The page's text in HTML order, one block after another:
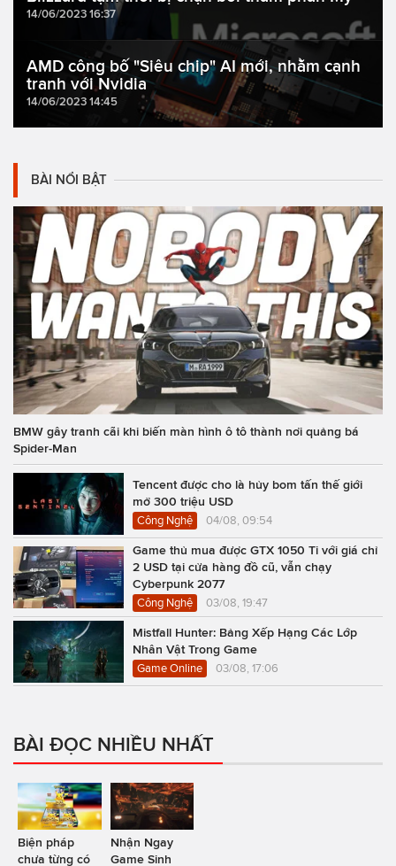
14/06/2023 16:37
AMD công bố "Siêu chip" AI mới, nhằm cạnh
tranh với Nvidia
14/06/2023 14:45
BÀI NỔI BẬT
BMW gây tranh cãi khi biến màn hình ô tô thành nơi quảng bá
Spider-Man
Tencent được cho là hủy bom tấn thế giới
mở 300 triệu USD
Công Nghệ 04/08, 09:54
Game thủ mua được GTX 1050 Ti với giá chỉ
2 USD tại cửa hàng đồ cũ, vẫn chạy
Cyberpunk 2077
Công Nghệ 03/08, 19:47
Mistfall Hunter: Bảng Xếp Hạng Các Lớp
Nhân Vật Trong Game
Game Online 03/08, 17:06
BÀI ĐỌC NHIỀU NHẤT
Biện pháp
chưa từng có
Nhận Ngay
Game Sinh